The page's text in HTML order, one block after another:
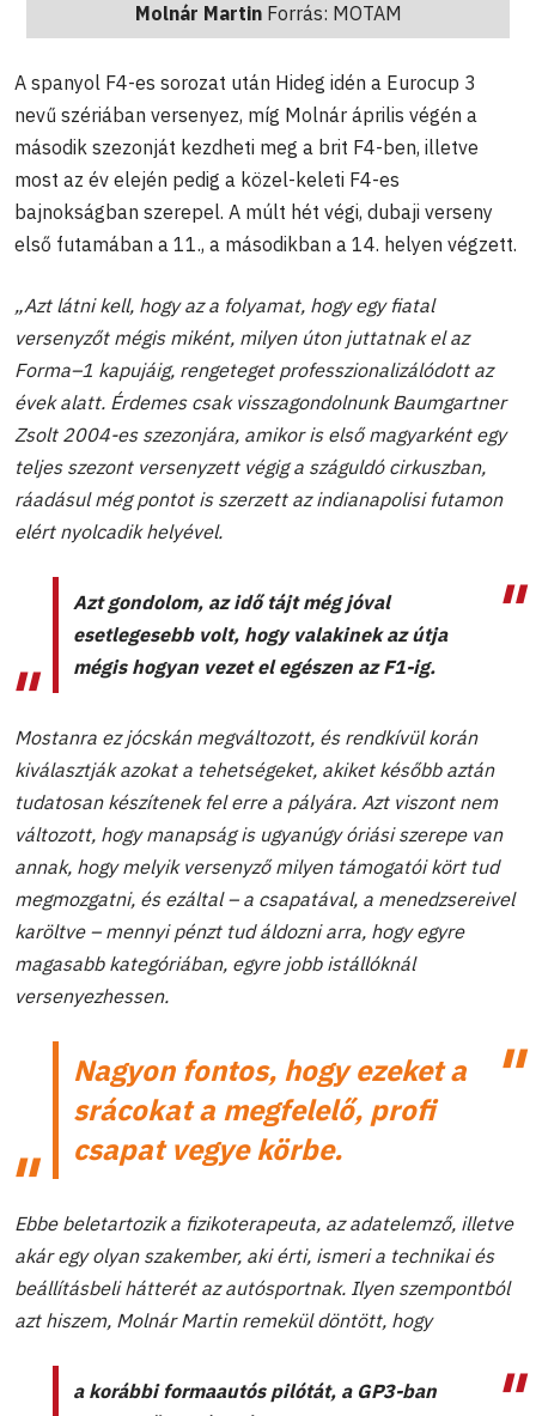
Molnár MartinForrás: MOTAM
A spanyol F4-es sorozat után Hideg idén a Eurocup 3
nevű szériában versenyez, míg Molnár április végén a
második szezonját kezdheti meg a brit F4-ben, illetve
most az év elején pedig a közel-keleti F4-es
bajnokságban szerepel. A múlt hét végi, dubaji verseny
első futamában a 11., a másodikban a 14. helyen végzett.
„Azt látni kell, hogy az a folyamat, hogy egy fiatal
versenyzőt mégis miként, milyen úton juttatnak el az
Forma–1 kapujáig, rengeteget professzionalizálódott az
évek alatt. Érdemes csak visszagondolnunk Baumgartner
Zsolt 2004-es szezonjára, amikor is első magyarként egy
teljes szezont versenyzett végig a száguldó cirkuszban,
ráadásul még pontot is szerzett az indianapolisi futamon
elért nyolcadik helyével.
Azt gondolom, az idő tájt még jóval
esetlegesebb volt, hogy valakinek az útja
mégis hogyan vezet el egészen az F1-ig.
Mostanra ez jócskán megváltozott, és rendkívül korán
kiválasztják azokat a tehetségeket, akiket később aztán
tudatosan készítenek fel erre a pályára. Azt viszont nem
változott, hogy manapság is ugyanúgy óriási szerepe van
annak, hogy melyik versenyző milyen támogatói kört tud
megmozgatni, és ezáltal – a csapatával, a menedzsereivel
karöltve – mennyi pénzt tud áldozni arra, hogy egyre
magasabb kategóriában, egyre jobb istállóknál
versenyezhessen.
Nagyon fontos, hogy ezeket a
srácokat a megfelelő, profi
csapat vegye körbe.
Ebbe beletartozik a fizikoterapeuta, az adatelemző, illetve
akár egy olyan szakember, aki érti, ismeri a technikai és
beállításbeli hátterét az autósportnak. Ilyen szempontból
azt hiszem, Molnár Martin remekül döntött, hogy
a korábbi formaautós pilótát, a GP3-ban